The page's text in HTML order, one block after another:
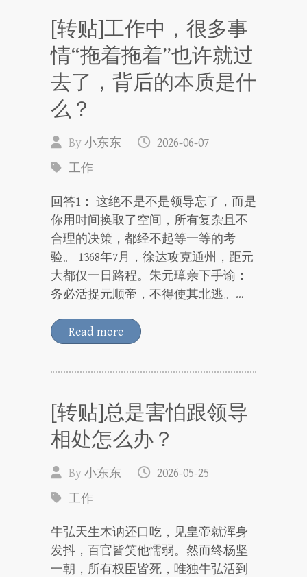
[转贴]工作中，很多事
情“拖着拖着”也许就过
去了，背后的本质是什
么？
By小东东
2026-06-07
工作
回答1： 这绝不是不是领导忘了，而是
你用时间换取了空间，所有复杂且不
合理的决策，都经不起等一等的考
验。 1368年7月，徐达攻克通州，距元
大都仅一日路程。朱元璋亲下手谕：
务必活捉元顺帝，不得使其北逃。…
Read more
[转贴]总是害怕跟领导
相处怎么办？
By小东东
2026-05-25
工作
牛弘天生木讷还口吃，见皇帝就浑身
发抖，百官皆笑他懦弱。然而终杨坚
一朝，所有权臣皆死，唯独牛弘活到